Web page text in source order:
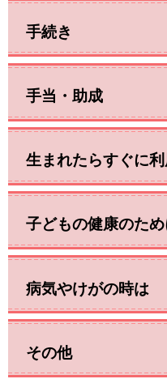
手続き
手当・助成
生まれたらすぐに
子どもの健康のため
病気やけがの時は
その他